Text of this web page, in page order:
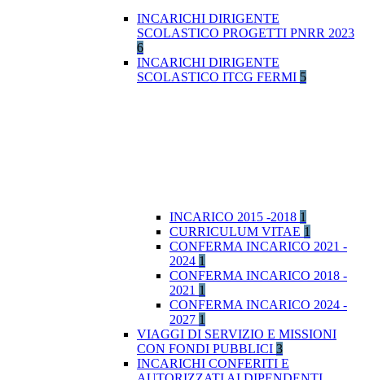
INCARICHI DIRIGENTE
SCOLASTICO PROGETTI PNRR 2023
6
INCARICHI DIRIGENTE
SCOLASTICO ITCG FERMI 5
INCARICO 2015 -2018 1
CURRICULUM VITAE 1
CONFERMA INCARICO 2021 -
2024 1
CONFERMA INCARICO 2018 -
2021 1
CONFERMA INCARICO 2024 -
2027 1
VIAGGI DI SERVIZIO E MISSIONI
CON FONDI PUBBLICI 3
INCARICHI CONFERITI E